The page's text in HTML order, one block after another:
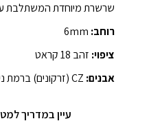
שרשרת מיוחדת המשתלבת
רוחב:
ציפוי: זהב 18 קראט
אבנים:
עיין במדריך